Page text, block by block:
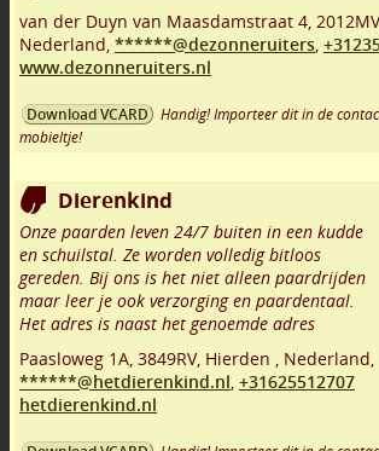
van der Duyn van Maasdamstraat 4, 2012MV
Nederland, ******@dezonneruiters,
www.dezonneruiters.nl
Download VCARD
Handig! Importeer dit in de
mobieltje!
Dierenkind
Onze paarden leven 24/7 buiten in een kudde
en schuilstal. Ze worden volledig bitloos
gereden. Bij ons is het niet alleen paardrijden
maar leer je ook verzorging en paardentaal.
Het adres is naast het genoemde adres
Paasloweg 1A, 3849RV, Hierden , Nederland,
******@hetdierenkind.nl, +31625512707
hetdierenkind.nl